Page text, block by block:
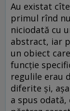
Au existat
primul rînd
niciodată cu
abstract, iar
un obiect
funcție
regulile erau
diferite și,
a spus odată,